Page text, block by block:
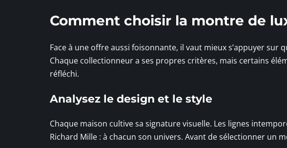
Comment choisir la montre de
Face à une offre aussi foisonnante, il vaut mieux s’appuyer sur
Chaque collectionneur a ses propres critères, mais certains
réfléchi.
Analysez le design et le style
Chaque maison cultive sa signature visuelle. Les lignes
Richard Mille : à chacun son univers. Avant de sélectionner un